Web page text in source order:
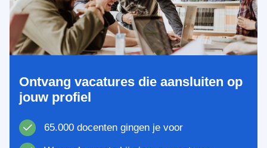
Ontvang vacatures die aansluiten op
jouw profiel
65.000 docenten gingen je voor